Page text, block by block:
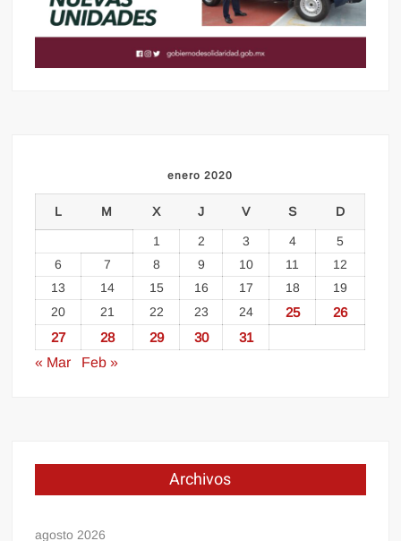
enero 2020
L M X J V S D
1 2 3 4
5
6
7 8 9 10 11
12
13
14 15 16 17 18
19
20
21 22 23 24 25
26
27
28 29 30
31
« Mar
Feb »
Archivos
agosto 2026